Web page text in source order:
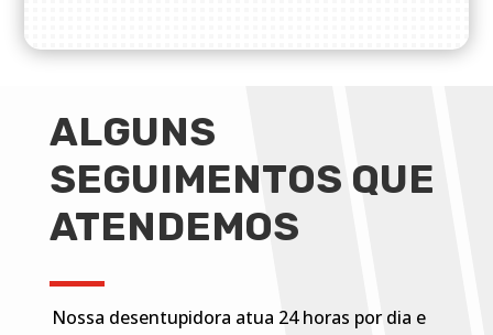
ALGUNS
SEGUIMENTOS QUE
ATENDEMOS
Nossa desentupidora atua 24 horas por dia e